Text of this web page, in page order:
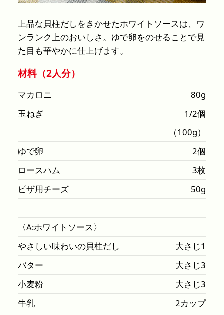
上品な貝柱だしをきかせたホワイトソースは、ワ
ンランク上のおいしさ。ゆで卵をのせることで見
た目も華やかに仕上げます。
材料（2人分）
マカロニ
80g
玉ねぎ
1/2個
（100g）
ゆで卵
2個
ロースハム
3枚
ピザ用チーズ
50g
〈A:ホワイトソース〉
やさしい味わいの貝柱だし
大さじ1
バター
大さじ3
小麦粉
大さじ3
牛乳
2カップ